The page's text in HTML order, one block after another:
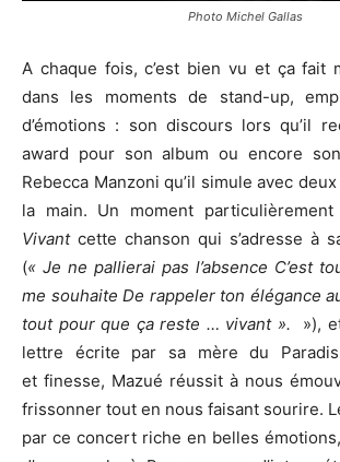
Photo Michel Gallas
A chaque fois, c’est bien vu et ça fait
dans les moments de stand-up,
d’émotions : son discours lors qu’il
award pour son album ou encore
Rebecca Manzoni qu’il simule avec
la main. Un moment particulièrement
Vivantcette chanson qui s’adresse à
(« Je ne pallierai pas l’absence C’est
me souhaite De rappeler ton élégance
tout pour que ça reste … vivant ».
»),
lettre écrite par sa mère du
et finesse, Mazué réussit à nous
frissonner tout en nous faisant sourire.
par ce concert riche en belles